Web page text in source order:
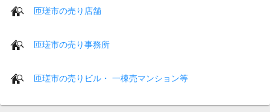
匝瑳市の売り店舗
匝瑳市の売り事務所
匝瑳市の売りビル・ 一棟売マンション等